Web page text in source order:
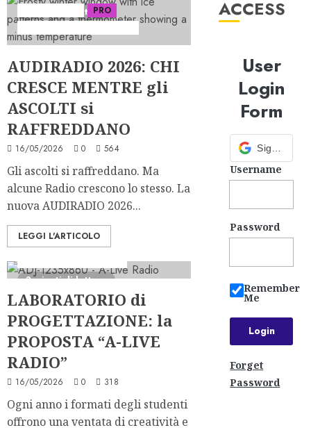
5 minuti di lettura
PRO
AUDIRADIO 2026: CHI
CRESCE MENTRE gli
ASCOLTI si
RAFFREDDANO
16/05/2026 0 564
Gli ascolti si raffreddano. Ma
alcune Radio crescono lo stesso. La
nuova AUDIRADIO 2026...
LEGGI L'ARTICOLO
3 minuti di lettura
Consulenza Radio
LABORATORIO di
PROGETTAZIONE: la
PROPOSTA “A-LIVE
RADIO”
16/05/2026 0 318
Ogni anno i formati degli studenti
offrono una ventata di creatività e
ACCESS
User
Login
Form
Username
Password
Remember
Me
Forget
Password